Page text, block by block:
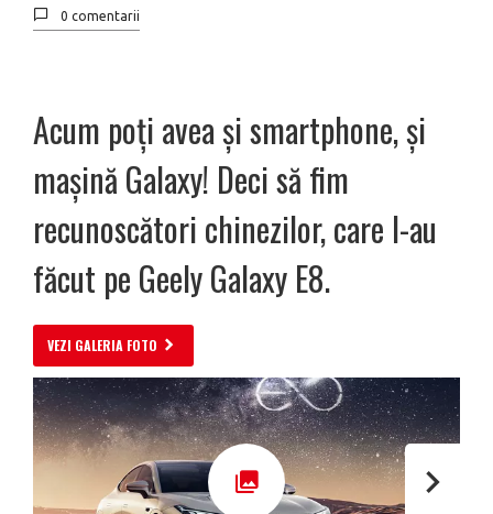
0 comentarii
Acum poți avea și smartphone, și
mașină Galaxy! Deci să fim
recunoscători chinezilor, care l-au
făcut pe Geely Galaxy E8.
VEZI GALERIA FOTO